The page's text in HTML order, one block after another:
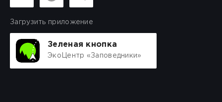
Загрузить приложение
Зеленая кнопка
ЭкоЦентр «Заповедники»